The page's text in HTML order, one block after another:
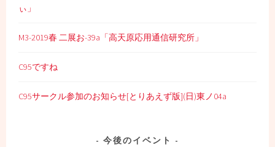
ぃ」
M3-2019春 二展お-39a「高天原応用通信研究所」
C95ですね
C95サークル参加のお知らせ[とりあえず版](日)東ノ04a
今後のイベント